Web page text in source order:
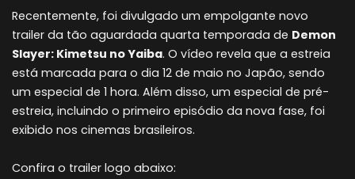
Recentemente, foi divulgado um empolgante novo
trailer da tão aguardada quarta temporada de Demon
Slayer: Kimetsu no Yaiba. O vídeo revela que a estreia
está marcada para o dia 12 de maio no Japão, sendo
um especial de 1 hora. Além disso, um especial de pré-
estreia, incluindo o primeiro episódio da nova fase, foi
exibido nos cinemas brasileiros.
Confira o trailer logo abaixo: